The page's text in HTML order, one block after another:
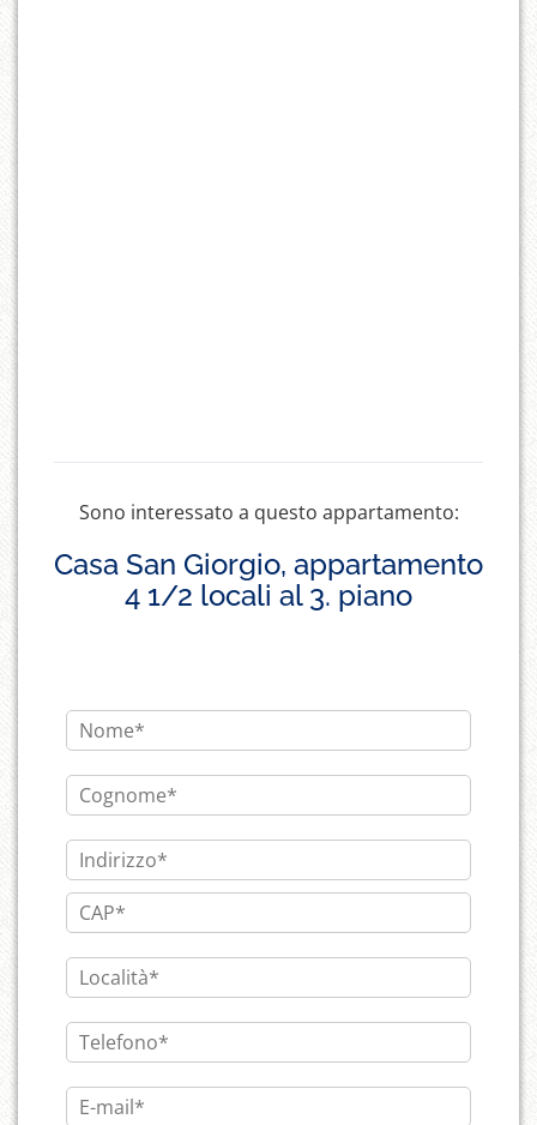
Sono interessato a questo appartamento:
Casa San Giorgio, appartamento
4 1/2 locali al 3. piano